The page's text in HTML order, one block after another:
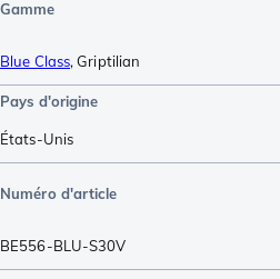
Gamme
Blue Class,Griptilian
Pays d'origine
États-Unis
Numéro d'article
BE556-BLU-S30V